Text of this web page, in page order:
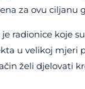
za ovu ciljanu
radionice koje
u velikoj mjeri
želi djelovati